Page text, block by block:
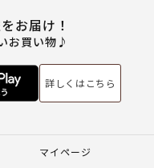
お届け！
お買い物♪
詳しくはこちら
マイページ